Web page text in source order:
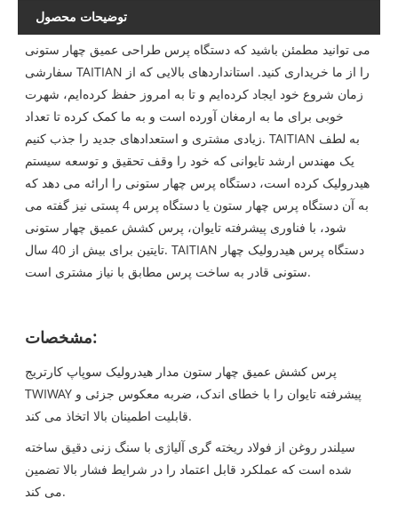
توضیحات محصول
می توانید مطمئن باشید که دستگاه پرس طراحی عمیق چهار ستونی
سفارشی TAITIAN را از ما خریداری کنید. استانداردهای بالایی که از
زمان شروع خود ایجاد کرده‌ایم و تا به امروز حفظ کرده‌ایم، شهرت
خوبی برای ما به ارمغان آورده است و به ما کمک کرده تا تعداد
زیادی مشتری و استعدادهای جدید را جذب کنیم. TAITIAN به لطف
یک مهندس ارشد تایوانی که خود را وقف تحقیق و توسعه سیستم
هیدرولیک کرده است، دستگاه پرس چهار ستونی را ارائه می دهد که
به آن دستگاه پرس چهار ستون یا دستگاه پرس 4 پستی نیز گفته می
شود، با فناوری پیشرفته تایوان، پرس کشش عمیق چهار ستونی
تایتین برای بیش از 40 سال. TAITIAN دستگاه پرس هیدرولیک چهار
ستونی قادر به ساخت پرس مطابق با نیاز مشتری است.
مشخصات:
پرس کشش عمیق چهار ستون مدار هیدرولیک سوپاپ کارتریج
TWIWAY پیشرفته تایوان را با خطای اندک، ضربه معکوس جزئی و
قابلیت اطمینان بالا اتخاذ می کند.
سیلندر روغن از فولاد ریخته گری آلیاژی با سنگ زنی دقیق ساخته
شده است که عملکرد قابل اعتماد را در شرایط فشار بالا تضمین
می کند.